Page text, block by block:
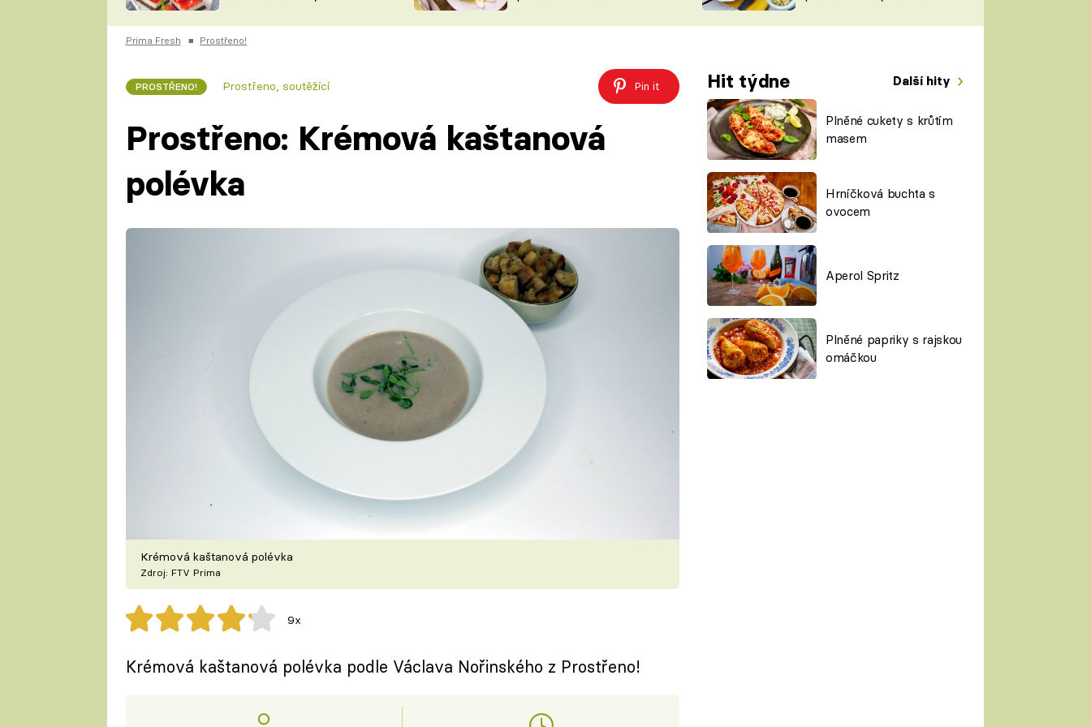
ČESKO NA TALÍŘI
KUCHAŘKA
VYCHYTÁVKY
ŠÉFREDAKTORKY
ČASOPIS
Prima Fresh ■ Prostřeno!
PROSTŘENO! Prostřeno, soutěžící Pin it Hit týdne Další hity
Plněné cukety s krůtím
masem
Hrníčková buchta s
ovocem
Aperol Spritz
Plněné papriky s rajskou
omáčkou
Prostřeno: Krémová kaštanová
polévka
Krémová kaštanová polévka
Zdroj: FTV Prima
9x
Krémová kaštanová polévka podle Václava Nořinského z Prostřeno!